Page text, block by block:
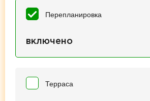
Перепланировка
включено
Терраса